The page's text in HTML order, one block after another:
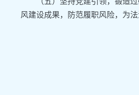
风建设成果，防范履职风险，为